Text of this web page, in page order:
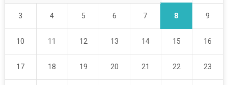
3 4 5 6 7 8 9
10 11 12 13 14 15 16
17 18 19 20 21 22 23